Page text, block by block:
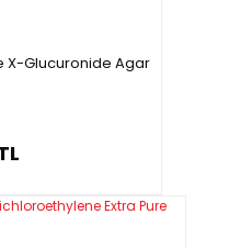
X-Glucuronide Agar